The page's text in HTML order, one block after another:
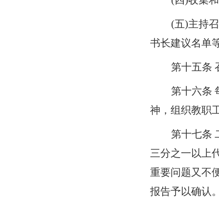
(五)主持
书长建议名单
第十五条
第十六条
神，组织教职
第十七条
三分之一以上
重要问题又不
报告予以确认